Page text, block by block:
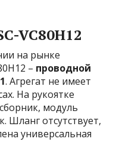
VC80H12
на рынке
– проводной
. Агрегат не имеет
На рукоятке
модуль
Шланг отсутствует,
универсальная